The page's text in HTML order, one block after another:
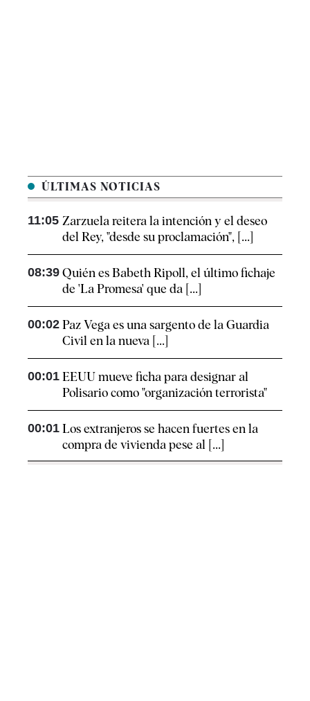
ÚLTIMAS NOTICIAS
11:05 Zarzuela reitera la intención y el deseo
del Rey, "desde su proclamación", [...]
08:39 Quién es Babeth Ripoll, el último fichaje
de 'La Promesa' que da [...]
00:02 Paz Vega es una sargento de la Guardia
Civil en la nueva [...]
00:01 EEUU mueve ficha para designar al
Polisario como "organización terrorista"
00:01 Los extranjeros se hacen fuertes en la
compra de vivienda pese al [...]